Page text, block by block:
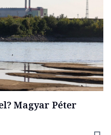
Magyar Péter